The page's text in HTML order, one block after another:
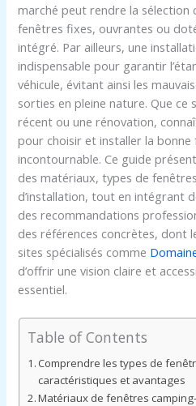
marché peut rendre la sélection
fenêtres fixes, ouvrantes ou
intégré. Par ailleurs, une
indispensable pour garantir
véhicule, évitant ainsi les
sorties en pleine nature. Que
récent ou une rénovation,
pour choisir et installer la bonne
incontournable. Ce guide
des matériaux, types de
d’installation, tout en intégrant
des recommandations
des références concrètes, dont
sites spécialisés comme
d’offrir une vision claire et
essentiel.
Table of Contents
Comprendre les types de
caractéristiques et avantages
Matériaux de fenêtres